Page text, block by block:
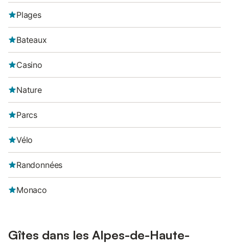
Plages
Bateaux
Casino
Nature
Parcs
Vélo
Randonnées
Monaco
Gîtes dans les Alpes-de-Haute-